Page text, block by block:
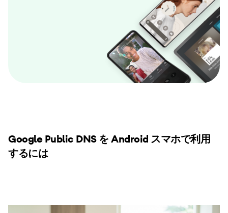
Google Public DNS を Android スマホで利用
するには